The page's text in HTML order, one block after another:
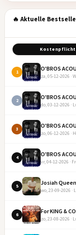
🔥 Aktuelle
1 O'BROS
za, 05-12-2026 ·
2 O'BROS
do, 03-12-2026 ·
3 O'BROS
zo, 06-12-2026 ·
4 O'BROS
vr, 04-12-2026 ·
5 Josiah
wo, 23-09-2026
6 For KING &
zo, 23-08-2026 ·